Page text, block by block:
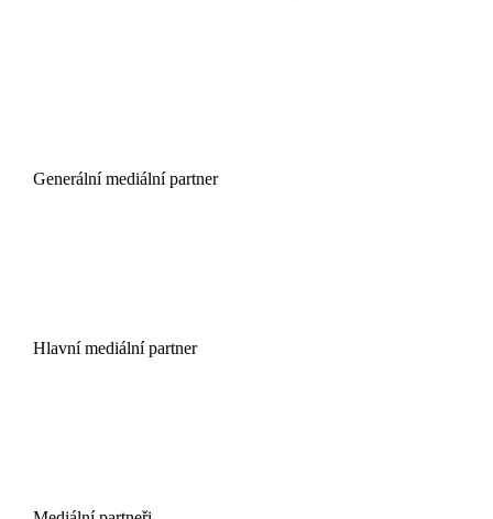
Generální mediální partner
Hlavní mediální partner